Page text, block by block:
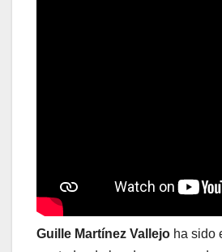
Guille Martínez Vallejo ha sido